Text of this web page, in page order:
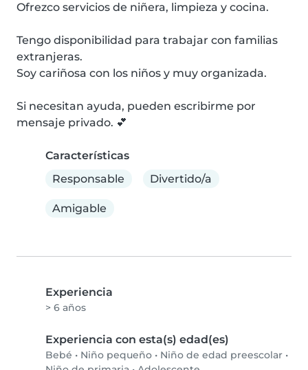
Ofrezco servicios de niñera, limpieza y cocina.
Tengo disponibilidad para trabajar con familias
extranjeras.
Soy cariñosa con los niños y muy organizada.
Si necesitan ayuda, pueden escribirme por
mensaje privado. 💕
Características
Responsable
Divertido/a
Amigable
Experiencia
> 6 años
Experiencia con esta(s) edad(es)
Bebé • Niño pequeño • Niño de edad preescolar •